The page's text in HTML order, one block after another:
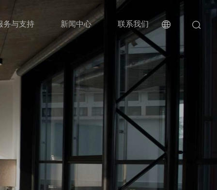
务与支持 新闻中心 联系我们